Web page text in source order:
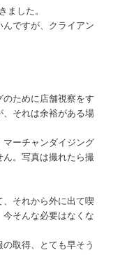
した。
ですが、クライアン
ために店舗視察をす
それは余裕がある場
ーチャンダイジング
。写真は撮れたら撮
それから外に出て喫
そんな必要はなくな
取得、とても早そう